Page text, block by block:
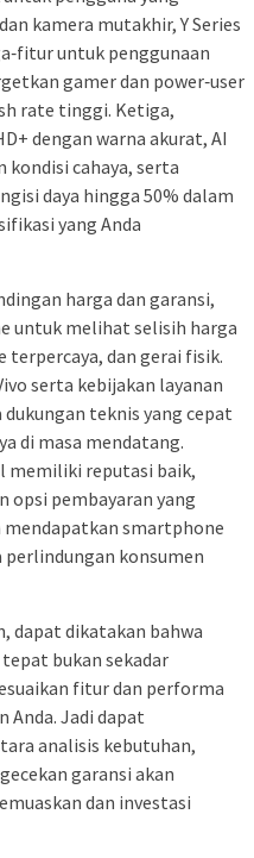
kamera mutakhir, Y Series
untuk penggunaan
gamer dan power‑user
rate tinggi. Ketiga,
dengan warna akurat, AI
kondisi cahaya, serta
daya hingga 50% dalam
yang Anda
harga dan garansi,
untuk melihat selisih harga
terpercaya, dan gerai fisik.
serta kebijakan layanan
dukungan teknis yang cepat
di masa mendatang.
memiliki reputasi baik,
opsi pembayaran yang
mendapatkan smartphone
konsumen
dapat dikatakan bahwa
bukan sekadar
fitur dan performa
Anda. Jadi dapat
analisis kebutuhan,
garansi akan
dan investasi